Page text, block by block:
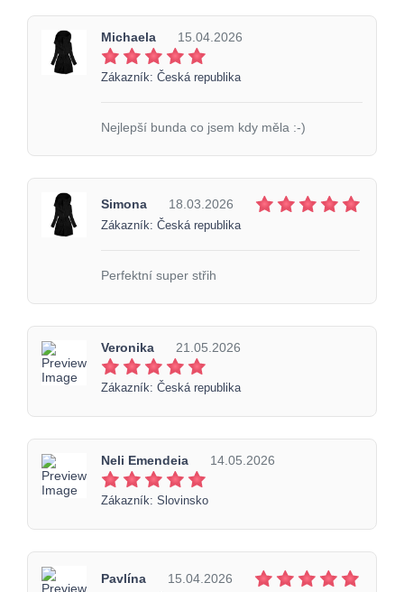
Michaela 15.04.2026
Zákazník: Česká republika
Nejlepší bunda co jsem kdy měla :-)
Simona 18.03.2026
Zákazník: Česká republika
Perfektní super střih
Veronika 21.05.2026
Zákazník: Česká republika
Neli Emendeia 14.05.2026
Zákazník: Slovinsko
Pavlína 15.04.2026